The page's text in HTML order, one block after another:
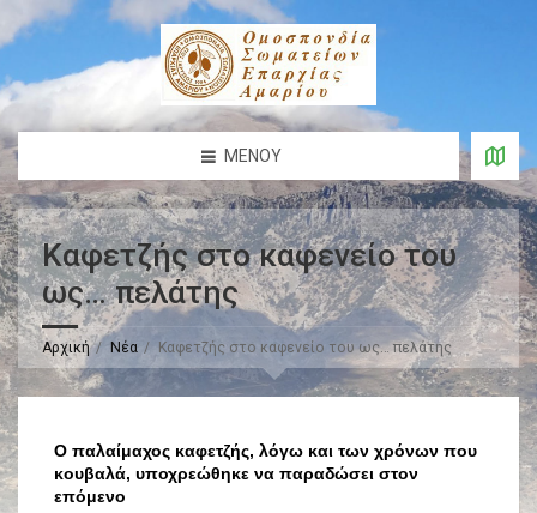
ΜΕΝΟΎ
Καφετζής στο καφενείο του
ως… πελάτης
Αρχική Νέα Καφετζής στο καφενείο του ως… πελάτης
O παλαίμαχος καφετζής, λόγω και των χρόνων που
κουβαλά, υποχρεώθηκε να παραδώσει στον
επόμενο